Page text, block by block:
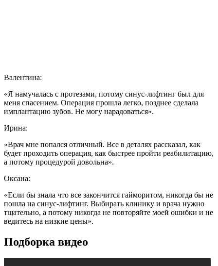
Валентина:
«Я намучалась с протезами, потому синус-лифтинг был для
меня спасением. Операция прошла легко, позднее сделала
имплантацию зубов. Не могу нарадоваться».
Ирина:
«Врач мне попался отличный. Все в деталях рассказал, как
будет проходить операция, как быстрее пройти реабилитацию,
а потому процедурой довольна».
Оксана:
«Если бы знала что все закончится гайморитом, никогда бы не
пошла на синус-лифтинг. Выбирать клинику и врача нужно
тщательно, а потому никогда не повторяйте моей ошибки и не
ведитесь на низкие цены».
Подборка видео